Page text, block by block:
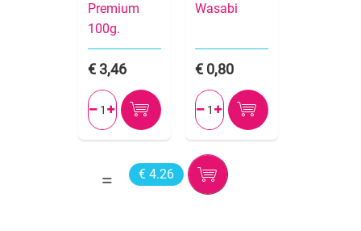
Premium
100g.
3,46
 
Wasabi
0,80
 
€ 4.26